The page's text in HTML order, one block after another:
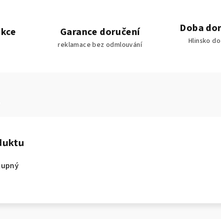
Garance doručení
reklamace bez odmlouvání
Doba
Hlinsko